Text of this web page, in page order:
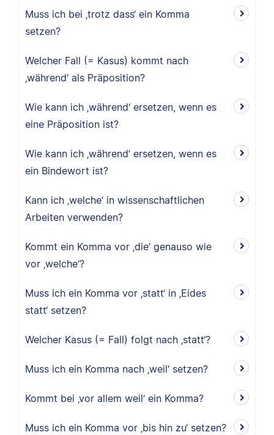
Muss ich bei ‚trotz dass‘ ein Komma
setzen?
Welcher Fall (= Kasus) kommt nach
‚während‘ als Präposition?
Wie kann ich ‚während‘ ersetzen, wenn es
eine Präposition ist?
Wie kann ich ‚während‘ ersetzen, wenn es
ein Bindewort ist?
Kann ich ‚welche‘ in wissenschaftlichen
Arbeiten verwenden?
Kommt ein Komma vor ‚die‘ genauso wie
vor ‚welche‘?
Muss ich ein Komma vor ‚statt‘ in ‚Eides
statt‘ setzen?
Welcher Kasus (= Fall) folgt nach ‚statt‘?
Muss ich ein Komma nach ‚weil‘ setzen?
Kommt bei ‚vor allem weil‘ ein Komma?
Muss ich ein Komma vor ‚bis hin zu‘ setzen?